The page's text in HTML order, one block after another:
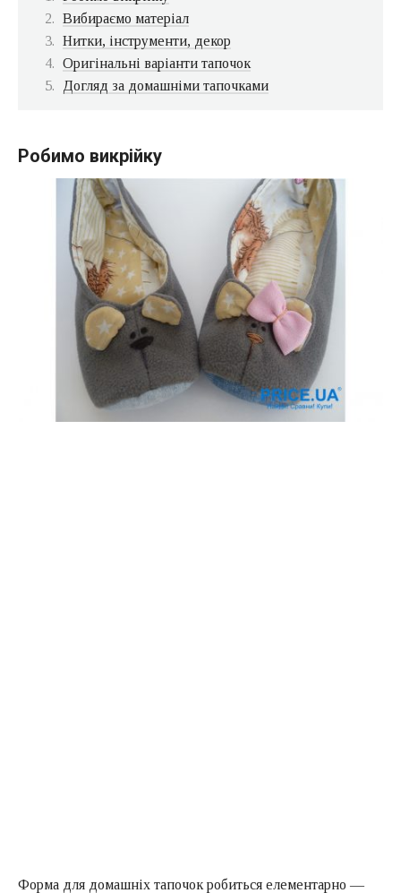
Вибираємо матеріал
Нитки, інструменти, декор
Оригінальні варіанти тапочок
Догляд за домашніми тапочками
Робимо викрійку
Форма для домашніх тапочок робиться елементарно —